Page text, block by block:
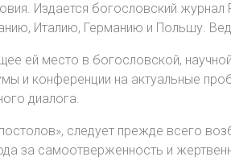
Издается богословский
Италию, Германию и Польшу.
ей место в богословской,
и конференции на актуальные
диалога.
следует прежде всего
за самоотверженность и